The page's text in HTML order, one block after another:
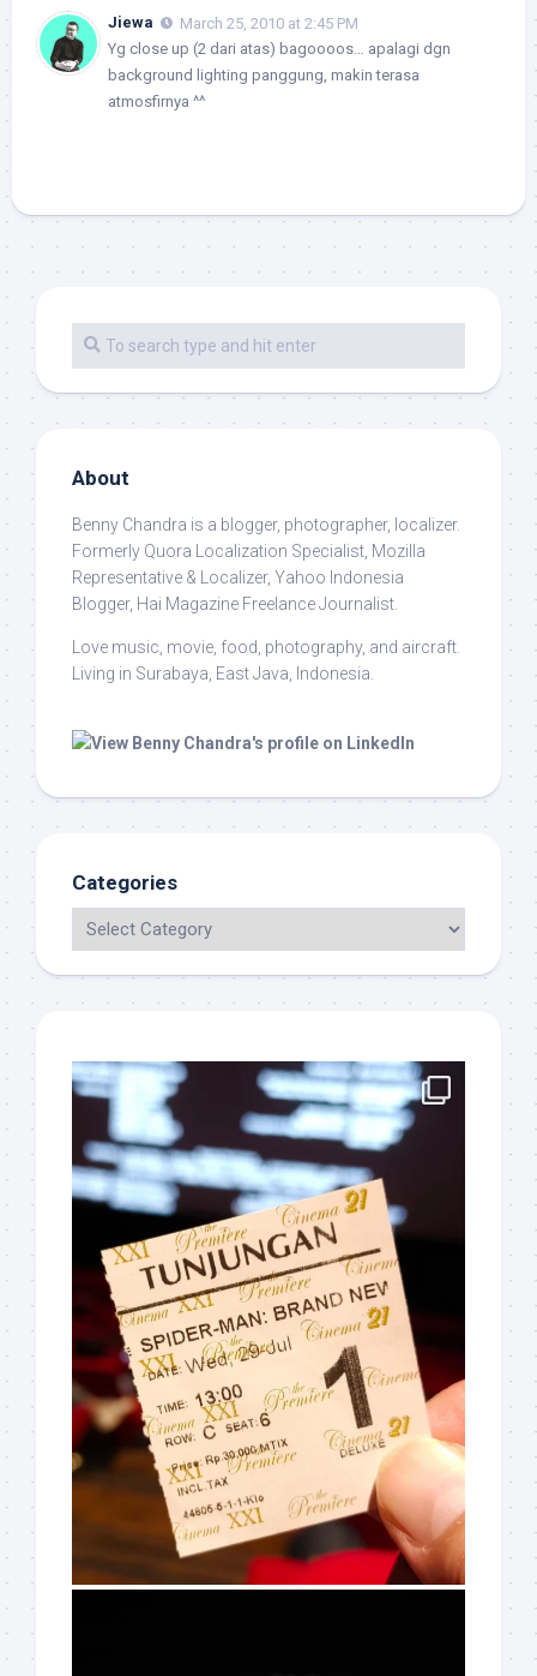
Jiewa
March 25, 2010 at 2:45 PM
Yg close up (2 dari atas) bagoooos… apalagi dgn
background lighting panggung, makin terasa
atmosfirnya ^^
About
Benny Chandra is a blogger, photographer, localizer.
Formerly Quora Localization Specialist, Mozilla
Representative & Localizer, Yahoo Indonesia
Blogger, Hai Magazine Freelance Journalist.
Love music, movie, food, photography, and aircraft.
Living in Surabaya, East Java, Indonesia.
Categories